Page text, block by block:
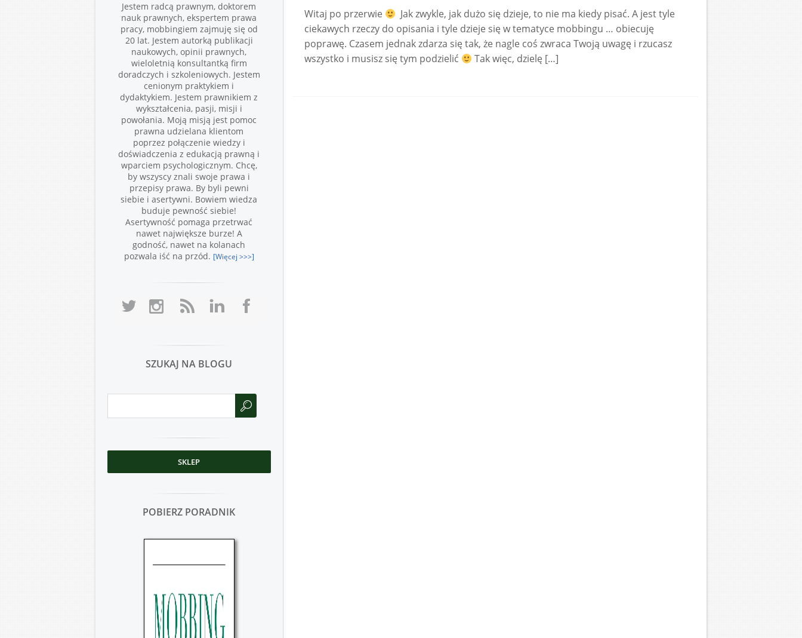
Witaj po przerwie
Jak zwykle, jak dużo się dzieje, to nie ma kiedy pisać. A jest tyle
ciekawych rzeczy do opisania i tyle dzieje się w tematyce mobbingu … obiecuję
poprawę. Czasem jednak zdarza się tak, że nagle coś zwraca Twoją uwagę i rzucasz
wszystko i musisz się tym podzielić
Tak więc, dzielę […]
Jestem radcą prawnym, doktorem
nauk prawnych, ekspertem prawa
pracy, mobbingiem zajmuję się od
20 lat. Jestem autorką publikacji
naukowych, opinii prawnych,
wieloletnią konsultantką firm
doradczych i szkoleniowych. Jestem
cenionym praktykiem i
dydaktykiem. Jestem prawnikiem z
wykształcenia, pasji, misji i
powołania. Moją misją jest pomoc
prawna udzielana klientom
poprzez połączenie wiedzy i
doświadczenia z edukacją prawną i
wparciem psychologicznym. Chcę,
by wszyscy znali swoje prawa i
przepisy prawa. By byli pewni
siebie i asertywni. Bowiem wiedza
buduje pewność siebie!
Asertywność pomaga przetrwać
nawet największe burze! A
godność, nawet na kolanach
pozwala iść na przód. [Więcej >>>]
SZUKAJ NA BLOGU
SKLEP
POBIERZ PORADNIK